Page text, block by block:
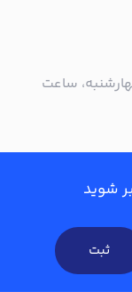
| شنبه تا چهارشنبه، ساعت
شوید
ثبت